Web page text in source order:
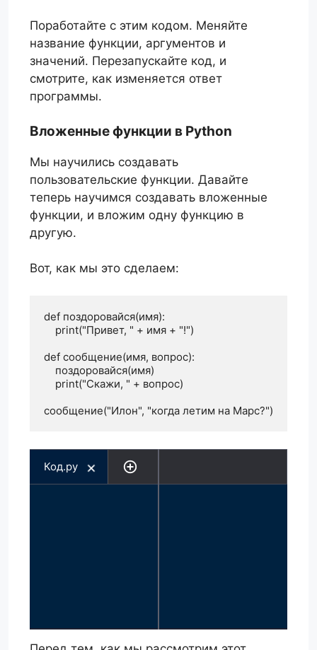
Поработайте с этим кодом. Меняйте
название функции, аргументов и
значений. Перезапускайте код, и
смотрите, как изменяется ответ
программы.
Вложенные функции в Python
Мы научились создавать
пользовательские функции. Давайте
теперь научимся создавать вложенные
функции, и вложим одну функцию в
другую.
Вот, как мы это сделаем:
def поздоровайся(имя):
def сообщение(имя, вопрос):
сообщение("Илон", "когда летим на Марс?")
Код.py